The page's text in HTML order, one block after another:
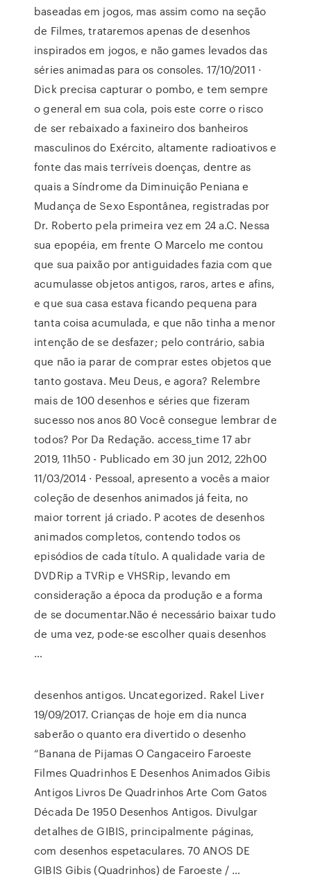
baseadas em jogos, mas assim como na seção
de Filmes, trataremos apenas de desenhos
inspirados em jogos, e não games levados das
séries animadas para os consoles. 17/10/2011 ·
Dick precisa capturar o pombo, e tem sempre
o general em sua cola, pois este corre o risco
de ser rebaixado a faxineiro dos banheiros
masculinos do Exército, altamente radioativos e
fonte das mais terríveis doenças, dentre as
quais a Síndrome da Diminuição Peniana e
Mudança de Sexo Espontânea, registradas por
Dr. Roberto pela primeira vez em 24 a.C. Nessa
sua epopéia, em frente O Marcelo me contou
que sua paixão por antiguidades fazia com que
acumulasse objetos antigos, raros, artes e afins,
e que sua casa estava ficando pequena para
tanta coisa acumulada, e que não tinha a menor
intenção de se desfazer; pelo contrário, sabia
que não ia parar de comprar estes objetos que
tanto gostava. Meu Deus, e agora? Relembre
mais de 100 desenhos e séries que fizeram
sucesso nos anos 80 Você consegue lembrar de
todos? Por Da Redação. access_time 17 abr
2019, 11h50 - Publicado em 30 jun 2012, 22h00
11/03/2014 · Pessoal, apresento a vocês a maior
coleção de desenhos animados já feita, no
maior torrent já criado. P acotes de desenhos
animados completos, contendo todos os
episódios de cada título. A qualidade varia de
DVDRip a TVRip e VHSRip, levando em
consideração a época da produção e a forma
de se documentar.Não é necessário baixar tudo
de uma vez, pode-se escolher quais desenhos
…
desenhos antigos. Uncategorized. Rakel Liver
19/09/2017. Crianças de hoje em dia nunca
saberão o quanto era divertido o desenho
“Banana de Pijamas O Cangaceiro Faroeste
Filmes Quadrinhos E Desenhos Animados Gibis
Antigos Livros De Quadrinhos Arte Com Gatos
Década De 1950 Desenhos Antigos. Divulgar
detalhes de GIBIS, principalmente páginas,
com desenhos espetaculares. 70 ANOS DE
GIBIS Gibis (Quadrinhos) de Faroeste / …